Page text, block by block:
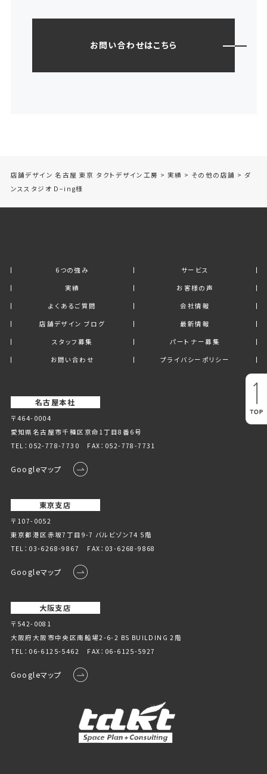
お問い合わせはこちら
店舗デザイン 名古屋 東京 タクトデザイン工房 > 実績 > その他の店舗 > ダ
ンススタジオ D−ing様
6つの強み
サービス
実績
お客様の声
よくあるご質問
会社情報
店舗デザイン ブログ
最新情報
スタッフ募集
パートナー募集
お問い合わせ
プライバシーポリシー
名古屋本社
〒464-0004
愛知県名古屋市千種区京命1丁⽬8番6号
TEL： 052-778-7730 FAX：052-778-7731
Googleマップ
東京支店
〒107-0052
東京都港区赤坂7丁目9-7 バルビゾン74 5階
TEL： 03-6268-9867 FAX：03-6268-9868
Googleマップ
大阪支店
〒542-0081
大阪府大阪市中央区南船場2-6-2 BS BUILDING 2階
TEL： 06-6125-5462 FAX：06-6125-5927
Googleマップ